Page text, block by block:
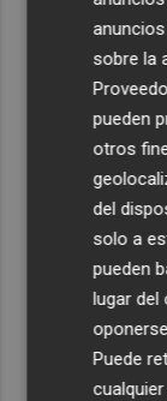
sobre la
pueden
otros
del
solo a
pueden
lugar del
Puede